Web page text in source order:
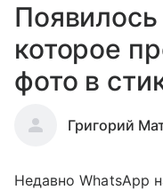
которое
фото в
Григорий
Недавно WhatsApp